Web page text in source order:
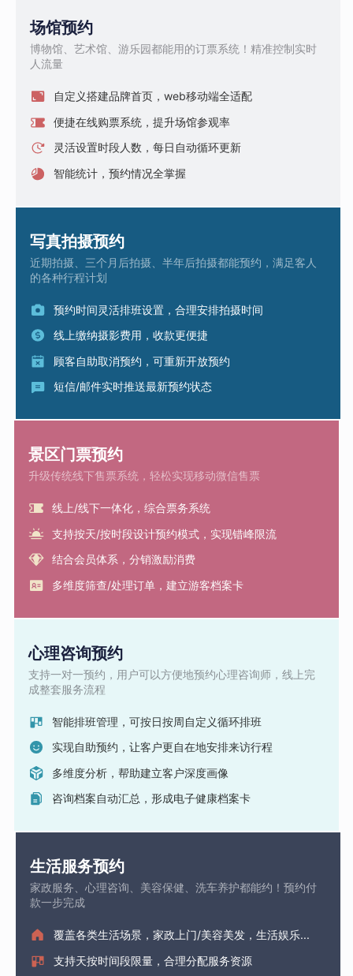
场馆预约
博物馆、艺术馆、游乐园都能用的订票系统！精准控制实时
人流量
自定义搭建品牌首页，web移动端全适配
便捷在线购票系统，提升场馆参观率
灵活设置时段人数，每日自动循环更新
智能统计，预约情况全掌握
写真拍摄预约
近期拍摄、三个月后拍摄、半年后拍摄都能预约，满足客人
的各种行程计划
预约时间灵活排班设置，合理安排拍摄时间
线上缴纳摄影费用，收款更便捷
顾客自助取消预约，可重新开放预约
短信/邮件实时推送最新预约状态
景区门票预约
升级传统线下售票系统，轻松实现移动微信售票
线上/线下一体化，综合票务系统
支持按天/按时段设计预约模式，实现错峰限流
结合会员体系，分销激励消费
多维度筛查/处理订单，建立游客档案卡
心理咨询预约
支持一对一预约，用户可以方便地预约心理咨询师，线上完
成整套服务流程
智能排班管理，可按日按周自定义循环排班
实现自助预约，让客户更自在地安排来访行程
多维度分析，帮助建立客户深度画像
咨询档案自动汇总，形成电子健康档案卡
生活服务预约
家政服务、心理咨询、美容保健、洗车养护都能约！预约付
款一步完成
覆盖各类生活场景，家政上门/美容美发，生活娱乐...
支持天按时间段限量，合理分配服务资源